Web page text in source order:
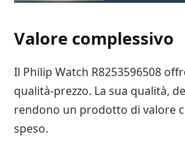
Valore complessivo
Il Philip Watch R8253596508
qualità-prezzo. La sua qualità,
rendono un prodotto di valore
speso.